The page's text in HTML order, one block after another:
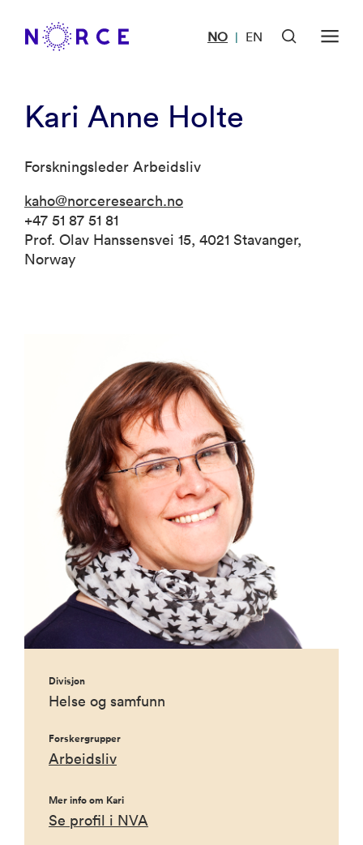
NO | EN
Kari Anne Holte
Forskningsleder Arbeidsliv
kaho@norceresearch.no
+47 51 87 51 81
Prof. Olav Hanssensvei 15, 4021 Stavanger,
Norway
Divisjon
Helse og samfunn
Forskergrupper
Arbeidsliv
Mer info om Kari
Se profil i NVA